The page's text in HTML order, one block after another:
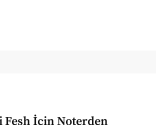
Fesh İçin Noterden